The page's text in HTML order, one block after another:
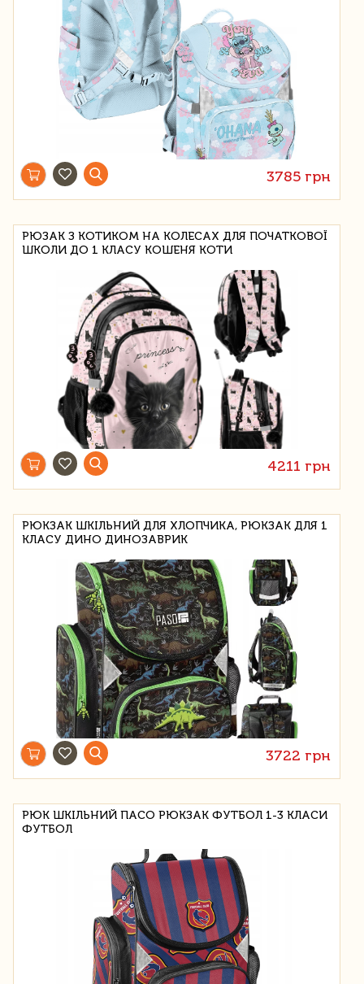
3785 грн
РЮЗАК З КОТИКОМ НА КОЛЕСАХ ДЛЯ ПОЧАТКОВОЇ
ШКОЛИ ДО 1 КЛАСУ КОШЕНЯ КОТИ
4211 грн
РЮКЗАК ШКІЛЬНИЙ ДЛЯ ХЛОПЧИКА, РЮКЗАК ДЛЯ 1
КЛАСУ ДИНО ДИНОЗАВРИК
3722 грн
РЮК ШКІЛЬНИЙ ПАСО РЮКЗАК ФУТБОЛ 1-3 КЛАСИ
ФУТБОЛ